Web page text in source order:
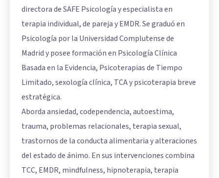
directora de SAFE Psicología y especialista en
terapia individual, de pareja y EMDR. Se graduó en
Psicología por la Universidad Complutense de
Madrid y posee formación en Psicología Clínica
Basada en la Evidencia, Psicoterapias de Tiempo
Limitado, sexología clínica, TCA y psicoterapia breve
estratégica.
Aborda ansiedad, codependencia, autoestima,
trauma, problemas relacionales, terapia sexual,
trastornos de la conducta alimentaria y alteraciones
del estado de ánimo. En sus intervenciones combina
TCC, EMDR, mindfulness, hipnoterapia, terapia